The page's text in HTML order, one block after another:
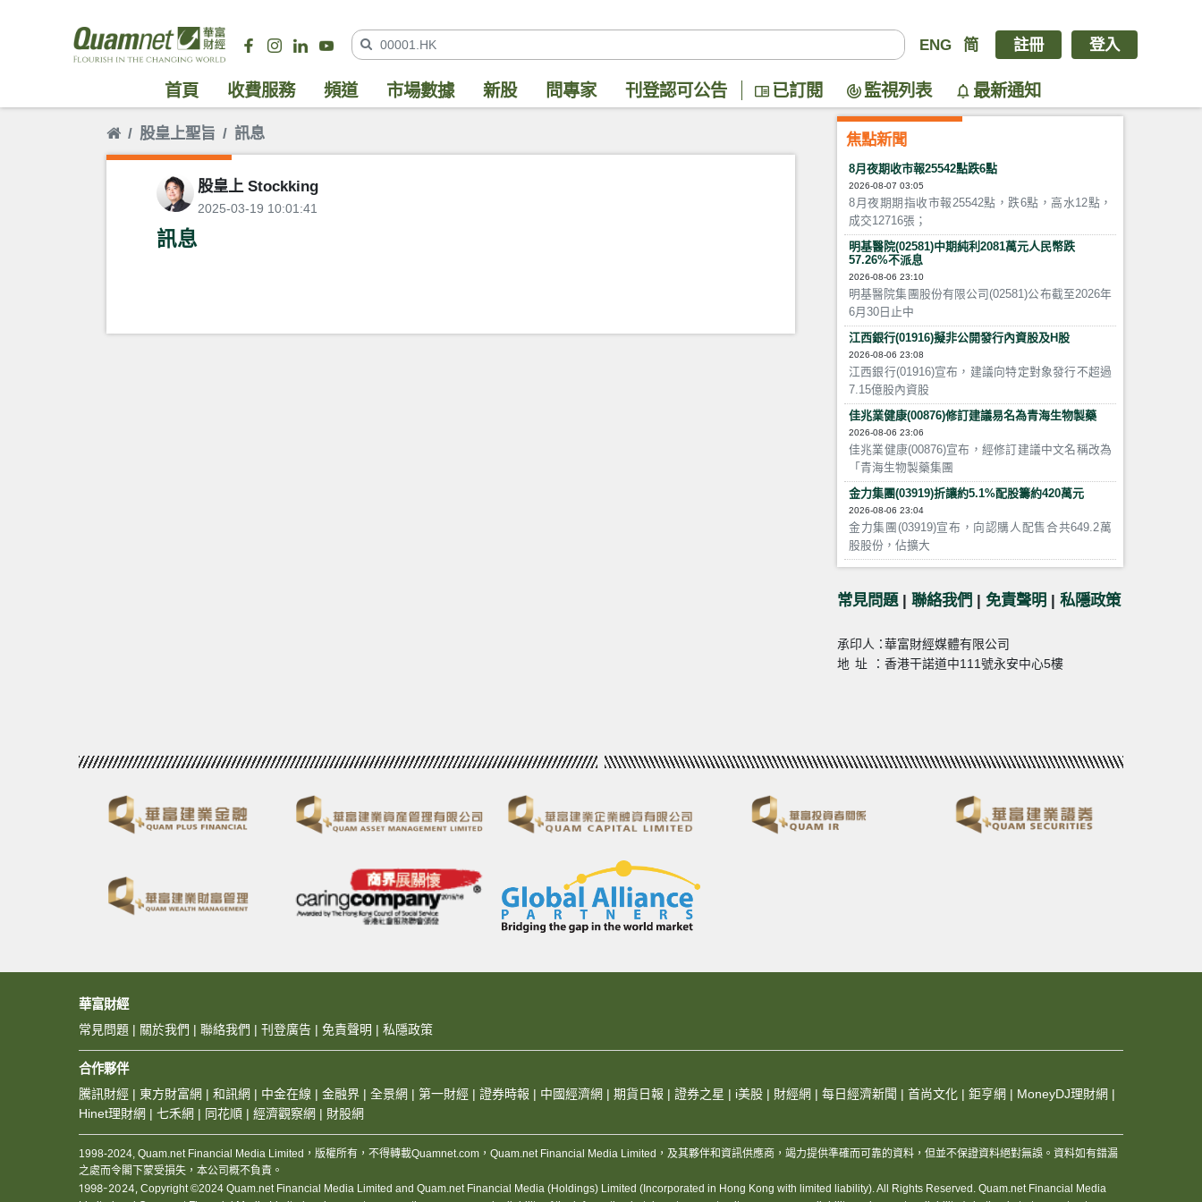
ENG 简 註冊 登入
首頁 收費服務 頻道 市場數據 新股 問專家 刊登認可公告 已訂閱 監視列表 最新通知
股皇上聖旨 訊息
股皇上 Stockking
2025-03-19 10:01:41
訊息
焦點新聞
8月夜期收市報25542點跌6點
2026-08-07 03:05
8月夜期期指收市報25542點，跌6點，高水12點，
成交12716張；
明基醫院(02581)中期純利2081萬元人民幣跌
57.26%不派息
2026-08-06 23:10
明基醫院集團股份有限公司(02581)公布截至2026年
6月30日止中
江西銀行(01916)擬非公開發行內資股及H股
2026-08-06 23:08
江西銀行(01916)宣布，建議向特定對象發行不超過
7.15億股內資股
佳兆業健康(00876)修訂建議易名為青海生物製藥
2026-08-06 23:06
佳兆業健康(00876)宣布，經修訂建議中文名稱改為
「青海生物製藥集團
金力集團(03919)折讓約5.1%配股籌約420萬元
2026-08-06 23:04
金力集團(03919)宣布，向認購人配售合共649.2萬
股股份，佔擴大
常見問題 | 聯絡我們 | 免責聲明 | 私隱政策
承印人：華富財經媒體有限公司
地址：香港干諾道中111號永安中心5樓
華富財經
常見問題 | 關於我們 | 聯絡我們 | 刊登廣告 | 免責聲明 | 私隱政策
合作夥伴
騰訊財經 | 東方財富網 | 和訊網 | 中金在線 | 金融界 | 全景網 | 第一財經 | 證券時報 | 中國經濟網 | 期貨日報 | 證券之星 | i美股 | 財經網 | 每日經濟新聞 | 首尚文化 | 鉅亨網 | MoneyDJ理財網 |
Hinet理財網 | 七禾網 | 同花順 | 經濟觀察網 | 財股網
1998-2024, Quam.net Financial Media Limited，版權所有，不得轉載Quamnet.com，Quam.net Financial Media Limited，及其夥伴和資訊供應商，竭力提供準確而可靠的資料，但並不保證資料絕對無誤。資料如有錯漏
之處而令閣下蒙受損失，本公司概不負責。
1998-2024, Copyright ©2024 Quam.net Financial Media Limited and Quam.net Financial Media (Holdings) Limited (Incorporated in Hong Kong with limited liability). All Rights Reserved. Quam.net Financial Media